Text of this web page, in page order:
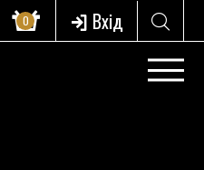
0 Вхід